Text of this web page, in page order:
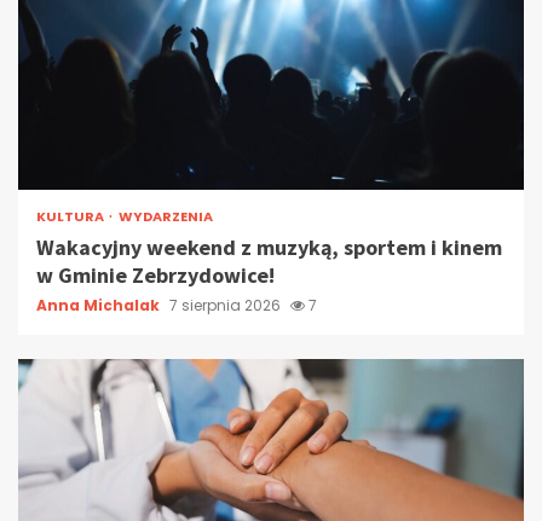
KULTURA WYDARZENIA
Wakacyjny weekend z muzyką, sportem i kinem
w Gminie Zebrzydowice!
Anna Michalak 7 sierpnia 2026 7